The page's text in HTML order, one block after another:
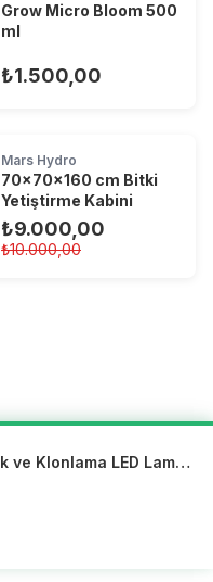
Grow Micro Bloom 500
ml
₺1.500,00
Mars Hydro
70x70x160 cm Bitki
Yetiştirme Kabini
₺9.000,00
₺10.000,00
VG80 - Fide, Mikro Yeşillik ve Klonlama LED Lambası